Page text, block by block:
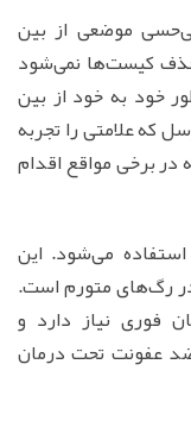
موضعی از بین
حذف کیست‌ها نمی‌شود
خود به خود از بین
که علامتی را تجربه
در برخی مواقع اقدام
می‌شود. این
رگ‌های متورم است.
فوری نیاز دارد و
ضد عفونت تحت درمان